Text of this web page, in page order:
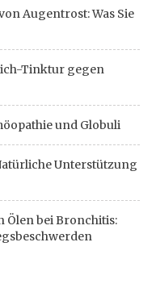
Augentrost: Was Sie
Tinktur gegen
und Globuli
Unterstützung
Ölen bei Bronchitis: